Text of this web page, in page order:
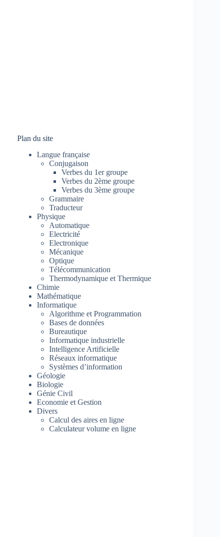
Plan du site
Langue française
Conjugaison
Verbes du 1er groupe
Verbes du 2ème groupe
Verbes du 3ème groupe
Grammaire
Traducteur
Physique
Automatique
Electricité
Electronique
Mécanique
Optique
Télécommunication
Thermodynamique et Thermique
Chimie
Mathématique
Informatique
Algorithme et Programmation
Bases de données
Bureautique
Informatique industrielle
Intelligence Artificielle
Réseaux informatique
Systèmes d’information
Géologie
Biologie
Génie Civil
Economie et Gestion
Divers
Calcul des aires en ligne
Calculateur volume en ligne